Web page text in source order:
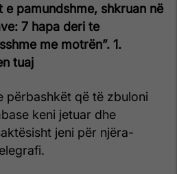
e pamundshme, shkruan në
7 hapa deri te
me motrën”. 1.
tuaj
përbashkët që të zbuloni
keni jetuar dhe
jeni për njëra-